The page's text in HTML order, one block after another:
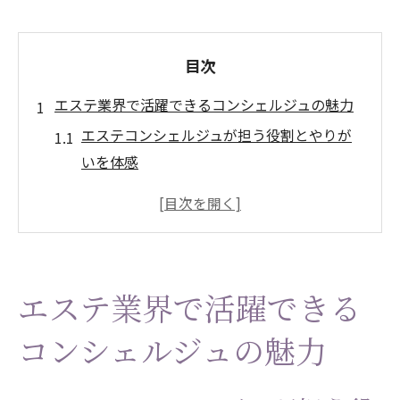
目次
エステ業界で活躍できるコンシェルジュの魅力
エステコンシェルジュが担う役割とやりが
いを体感
エステ業界で求められる接客力と成長の魅
エステ勤務で得られる自己成長と満足感
エステコンシェルジュが描く理想のキャリ
ア像
未経験から始めるエステコンシェルジュの道
エステ業界で活躍できる
コンシェルジュの魅力